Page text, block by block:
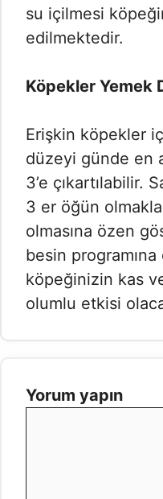
su içilmesi
edilmektedir.
Köpekler Yemek
Erişkin köpekler
düzeyi günde en
3’e çıkartılabilir.
3 er öğün
olmasına özen
besin
köpeğinizin kas
olumlu etkisi
Yorum yapın